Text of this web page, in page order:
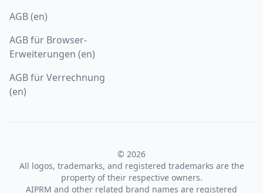
AGB (en)
AGB für Browser-
Erweiterungen (en)
AGB für Verrechnung
(en)
© 2026
All logos, trademarks, and registered trademarks are the
property of their respective owners.
AIPRM and other related brand names are registered